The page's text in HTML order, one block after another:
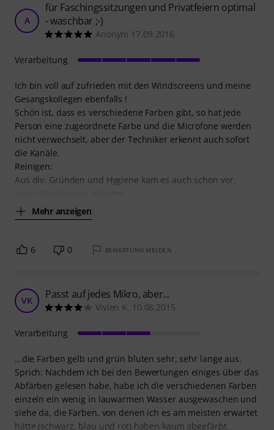
A
für Faschingssitzungen und Privatfeiern optimal
- waschbar ;-)
Anonym 17.09.2016
Ich bin voll auf zufrieden mit den Windscreens und meine
Gesangskollegen ebenfalls !
Schön ist, dass es verschiedene Farben gibt, so hat jede
Person eine zugeordnete Farbe und die Microfone werden
nicht verwechselt, aber der Techniker erkennt auch sofort
die Kanäle.
Reinigen:
Aus div. Gründen und Hygiene kam es auch schon vor,
Mehr anzeigen
Verarbeitung
6 0 BEWERTUNG MELDEN
VK Passt auf jedes Mikro, aber...
Vivien K. 10.08.2015
...die Farben gelb und grün bluten sehr, sehr lange aus.
Sprich: Nachdem ich bei den Bewertungen einiges über das
Abfärben gelesen habe, habe ich die verschiedenen Farben
einzeln ein wenig in lauwarmen Wasser ausgewaschen und
siehe da, die Farben, von denen ich es am meisten erwartet
hätte (schwarz, blau und rot) haben kaum abgefärbt,
Verarbeitung